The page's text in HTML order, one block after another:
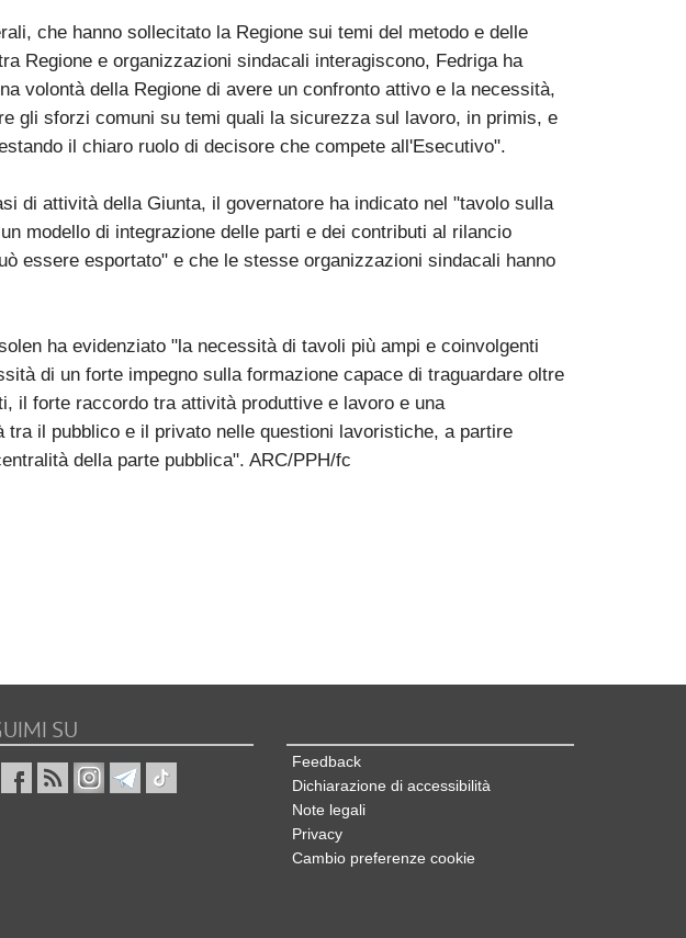
che hanno sollecitato la Regione sui temi del metodo e delle
Regione e organizzazioni sindacali interagiscono, Fedriga ha
volontà della Regione di avere un confronto attivo e la necessità,
gli sforzi comuni su temi quali la sicurezza sul lavoro, in primis, e
il chiaro ruolo di decisore che compete all'Esecutivo".
di attività della Giunta, il governatore ha indicato nel "tavolo sulla
modello di integrazione delle parti e dei contributi al rilancio
essere esportato" e che le stesse organizzazioni sindacali hanno
ha evidenziato "la necessità di tavoli più ampi e coinvolgenti
di un forte impegno sulla formazione capace di traguardare oltre
il forte raccordo tra attività produttive e lavoro e una
tra il pubblico e il privato nelle questioni lavoristiche, a partire
della parte pubblica". ARC/PPH/fc
SU
Feedback
Dichiarazione di accessibilità
Note legali
Privacy
Cambio preferenze cookie